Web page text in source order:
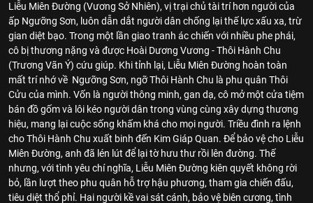
Liễu Miên Đường (Vương Sở Nhiên), vị trại chủ tài trí hơn người của
ấp Ngưỡng Sơn, luôn dẫn dắt người dân chống lại thế lực xấu xa, trừ
gian diệt bạo. Trong một lần giao tranh ác chiến với nhiều phe phái,
cô bị thương nặng và được Hoài Dương Vương - Thôi Hành Chu
(Trương Vãn Ý) cứu giúp. Khi tỉnh lại, Liễu Miên Đường hoàn toàn
mất trí nhớ về Ngưỡng Sơn, ngỡ Thôi Hành Chu là phu quân Thôi
Cửu của mình. Vốn là người thông minh, gan dạ, cô mở một cửa tiệm
bán đồ gốm và lôi kéo người dân trong vùng cùng xây dựng thương
hiệu, mang lại cuộc sống khấm khá cho mọi người. Triều đình ra lệnh
cho Thôi Hành Chu xuất binh đến Kim Giáp Quan. Để bảo vệ cho Liễu
Miên Đường, anh đã lén lút để lại tờ hưu thư rồi lên đường. Thế
nhưng, với tình yêu chí nghĩa, Liễu Miên Đường kiên quyết không rời
bỏ, lần lượt theo phu quân hỗ trợ hậu phương, tham gia chiến đấu,
tiêu diệt thổ phỉ. Hai người kề vai sát cánh, bảo vệ biên cương, tình